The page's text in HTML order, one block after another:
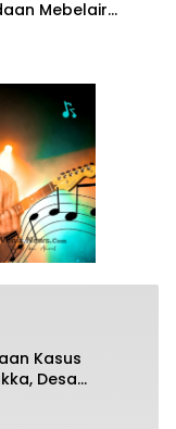
Mebelair
Jatim
Kasus
Desa